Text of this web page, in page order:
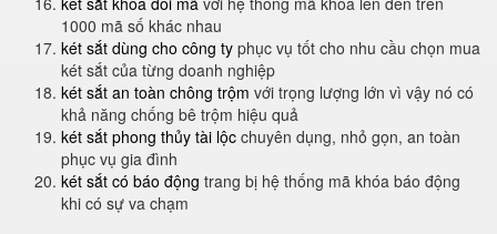
1000 mã số khác nhau
két sắt dùng cho công ty phục vụ tốt cho nhu cầu chọn mua
két sắt của từng doanh nghiệp
két sắt an toàn chông trộm với trọng lượng lớn vì vậy nó có
khả năng chống bê trộm hiệu quả
két sắt phong thủy tài lộc chuyên dụng, nhỏ gọn, an toàn
phục vụ gia đình
két sắt có báo động trang bị hệ thống mã khóa báo động
khi có sự va chạm